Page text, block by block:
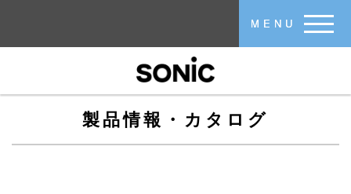
MENU
製品情報・カタログ